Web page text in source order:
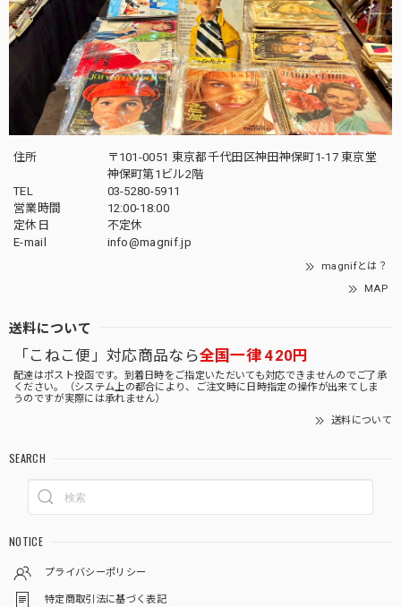
住所
〒101-0051 東京都千代田区神田神保町1-17 東京堂
神保町第1ビル2階
TEL
03-5280-5911
営業時間
12:00-18:00
定休日
不定休
E-mail
info@magnif.jp
magnifとは？
MAP
送料について
「こねこ便」対応商品なら全国一律 420円
配達はポスト投函です。到着日時をご指定いただいても対応できませんのでご了承
ください。（システム上の都合により、ご注文時に日時指定の操作が出来てしま
うのですが実際には承れません）
送料について
SEARCH
NOTICE
プライバシーポリシー
特定商取引法に基づく表記